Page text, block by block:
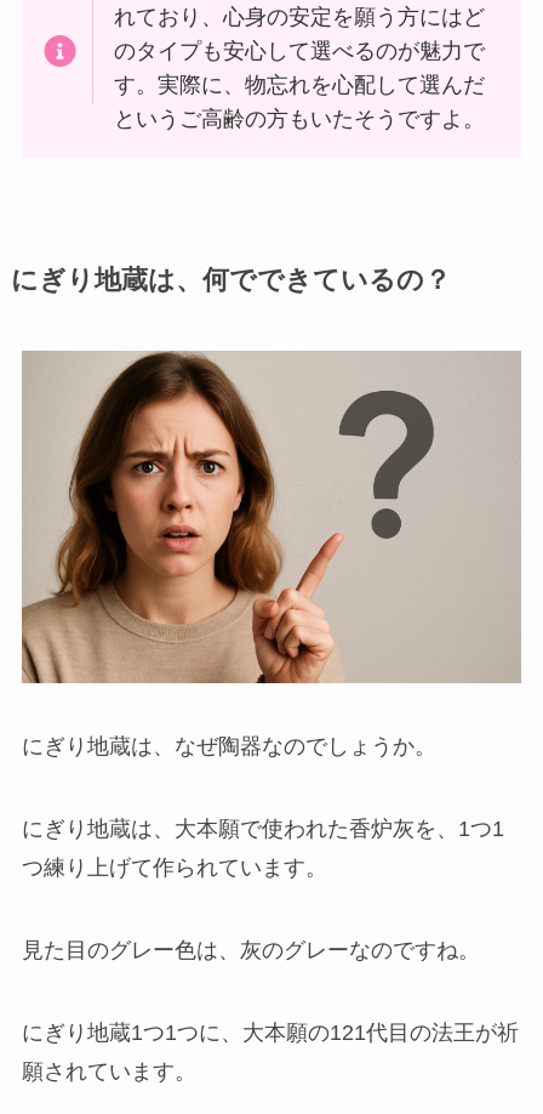
れており、心身の安定を願う方にはど
のタイプも安心して選べるのが魅力で
す。実際に、物忘れを心配して選んだ
というご高齢の方もいたそうですよ。
にぎり地蔵は、何でできているの？
にぎり地蔵は、なぜ陶器なのでしょうか。
にぎり地蔵は、大本願で使われた香炉灰を、1つ1
つ練り上げて作られています。
見た目のグレー色は、灰のグレーなのですね。
にぎり地蔵1つ1つに、大本願の121代目の法王が祈
願されています。